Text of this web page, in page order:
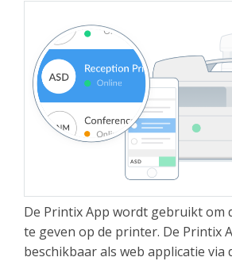
De Printix App wordt gebruikt om
te geven op de printer. De Printix
beschikbaar als web applicatie via